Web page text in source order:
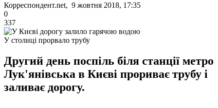
Корреспондент.net, 9 жовтня 2018, 17:35
0
337
У столиці прорвало трубу
Другий день поспіль біля станції метро
Лук'янівська в Києві прориває трубу і
заливає дорогу.